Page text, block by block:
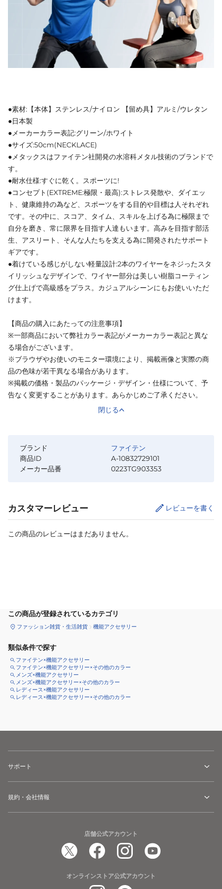
●素材:【本体】ステンレス/ナイロン 【留め具】アルミ/ウレタン
●日本製
●メーカーカラー表記:グリーン/ホワイト
●サイズ:50cm(NECKLACE)
●メタックスはファイテン社開発の水溶科メタル技術のブランドで
す。
●耐水仕様:すぐに乾く。スポーツに!
●コンセプト(EXTREME:極限・最高):ストレス発散や、ダイエッ
ト、健康維持の為など、スポーツをする目的や目標は人それぞれ
です。その中に、スコア、タイム、スキルを上げる為に極限まで
自分を磨き、常に限界を目指す人達もいます。高みを目指す部活
生、アスリート、そんな人たちを支える為に開発されたサポート
ギアです。
●着けている感じがしない軽量設計:2本のワイヤーをネジったスタ
イリッシュなデザインで、ワイヤー部分は美しい樹脂コーティン
グ仕上げで高級感をプラス。カジュアルシーンにもお使いいただ
けます。
【商品の購入にあたっての注意事項】
※一部商品において弊社カラー表記がメーカーカラー表記と異な
る場合がございます。
※ブラウザやお使いのモニター環境により、掲載画像と実際の商
品の色味が若干異なる場合があります。
※掲載の価格・製品のパッケージ・デザイン・仕様について、予
告なく変更することがあります。あらかじめご了承ください。
閉じる
ブランド
ファイテン
商品ID
A-10832729101
メーカー品番
0223TG903353
カスタマーレビュー レビューを書く
この商品のレビューはまだありません。
この商品が登録されているカテゴリ
ファッション雑貨・生活雑貨 機能アクセサリー
類似条件で探す
ファイテン×機能アクセサリー
ファイテン×機能アクセサリー×その他のカラー
メンズ×機能アクセサリー
メンズ×機能アクセサリー×その他のカラー
レディース×機能アクセサリー
レディース×機能アクセサリー×その他のカラー
サポート
規約・会社情報
店舗公式アカウント
オンラインストア公式アカウント